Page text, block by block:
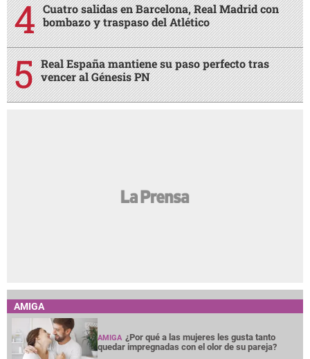
Cuatro salidas en Barcelona, Real Madrid con
bombazo y traspaso del Atlético
Real España mantiene su paso perfecto tras
vencer al Génesis PN
AMIGA
AMIGA ¿Por qué a las mujeres les gusta tanto
quedar impregnadas con el olor de su pareja?